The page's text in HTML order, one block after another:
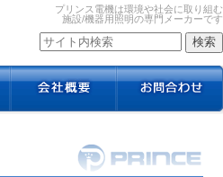
プリンス電機は環境や社会に取り組む
施設/機器用照明の専門メーカーです